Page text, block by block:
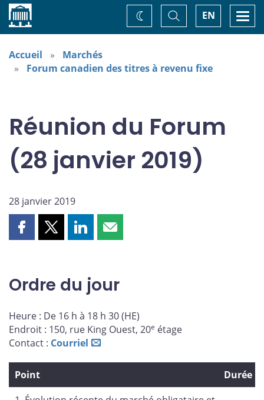
Accueil EN
Basculer
la
recherche
Changez
de
Accueil
Marchés
Forum canadien des titres à revenu fixe
Réunion du Forum
(28 janvier 2019)
28 janvier 2019
Partager
Facebook
Partager
X
Partager
LinkedIn
Partager
courriel
Ordre du jour
Heure : De 16 h à 18 h 30 (HE)
Endroit : 150, rue King Ouest, 20e étage
Contact : Courriel
Point
Durée